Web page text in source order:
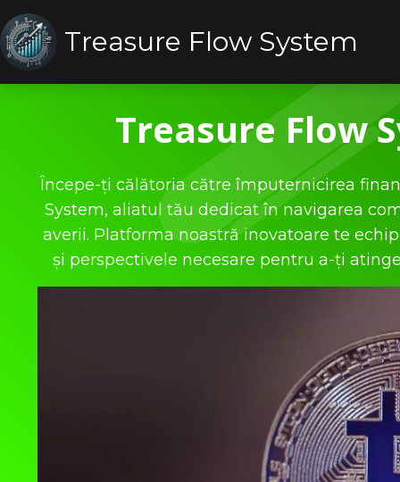
Treasure Flow System
Treasure Flow
Începe-ți călătoria către împuternicirea
System, aliatul tău dedicat în navigarea
averii. Platforma noastră inovatoare te
și perspectivele necesare pentru a-ți